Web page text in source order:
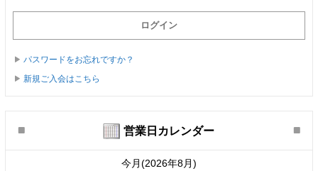
パスワードをお忘れですか？
新規ご入会はこちら
営業日カレンダー
今月(2026年8月)